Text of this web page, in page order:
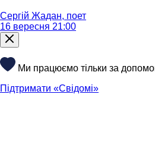
Сергій Жадан, поет
16 вересня 21:00
Ми працюємо тільки за
Підтримати «Свідомі»